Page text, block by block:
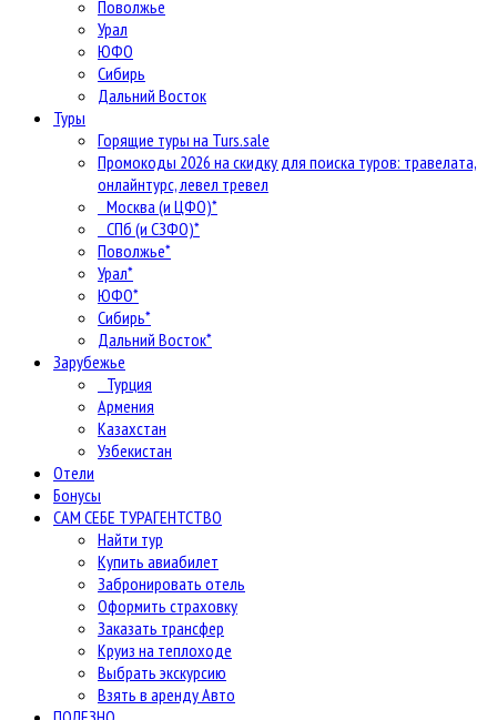
Поволжье
Урал
ЮФО
Сибирь
Дальний Восток
Туры
Горящие туры на Turs.sale
Промокоды 2026 на скидку для поиска туров: травелата,
онлайнтурс, левел тревел
Москва (и ЦФО)*
СПб (и СЗФО)*
Поволжье*
Урал*
ЮФО*
Сибирь*
Дальний Восток*
Зарубежье
Турция
Армения
Казахстан
Узбекистан
Отели
Бонусы
САМ СЕБЕ ТУРАГЕНТСТВО
Найти тур
Купить авиабилет
Забронировать отель
Оформить страховку
Заказать трансфер
Круиз на теплоходе
Выбрать экскурсию
Взять в аренду Авто